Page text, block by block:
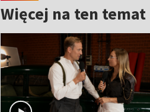
Więcej na ten temat